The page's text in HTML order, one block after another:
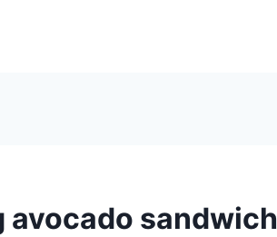
avocado sandwich